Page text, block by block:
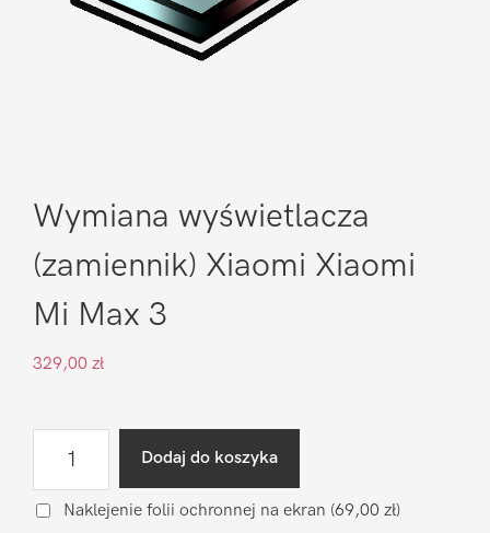
Wymiana wyświetlacza
(zamiennik) Xiaomi Xiaomi
Mi Max 3
329,00 zł
wyświetlacza
Dodaj do koszyka
Naklejenie folii ochronnej na ekran (69,00 zł)